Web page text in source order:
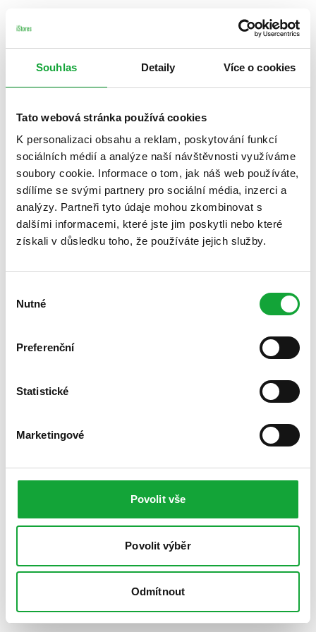
Souhlas Detaily Více o cookies
Tato webová stránka používá cookies
K personalizaci obsahu a reklam, poskytování funkcí
sociálních médií a analýze naší návštěvnosti využíváme
soubory cookie. Informace o tom, jak náš web používáte,
sdílíme se svými partnery pro sociální média, inzerci a
analýzy. Partneři tyto údaje mohou zkombinovat s
dalšími informacemi, které jste jim poskytli nebo které
získali v důsledku toho, že používáte jejich služby.
souhlasu
Nutné
Preferenční
Statistické
Marketingové
Povolit vše
Povolit výběr
Odmítnout